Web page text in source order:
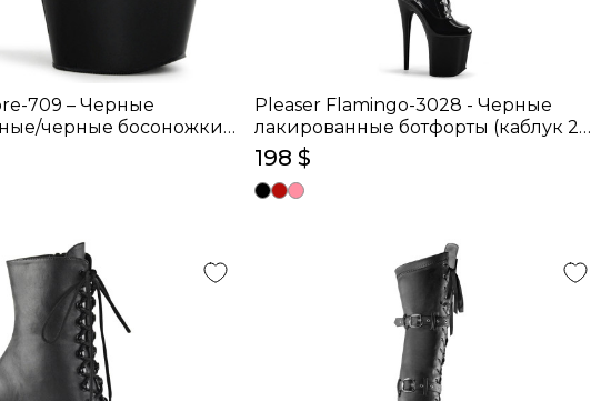
709 – Черные
черные босоножки
Pleaser Flamingo-3028 - Черные
лакированные ботфорты (каблук 20
см)
198 $